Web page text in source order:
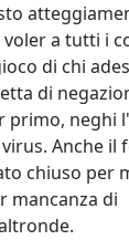
a tutti i
di chi
di
primo, neghi
Anche il
chiuso per
mancanza di